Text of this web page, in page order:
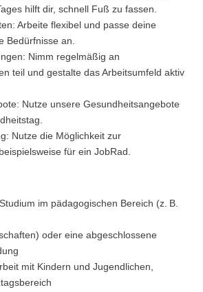
hilft dir, schnell Fuß zu fassen.
Arbeite flexibel und passe deine
Bedürfnisse an.
Nimm regelmäßig an
teil und gestalte das Arbeitsumfeld aktiv
Nutze unsere Gesundheitsangebote
Nutze die Möglichkeit zur
für ein JobRad.
im pädagogischen Bereich (z. B.
oder eine abgeschlossene
mit Kindern und Jugendlichen,